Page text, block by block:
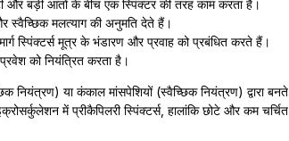
और बड़ी आंतों के बीच एक स्पिंक्टर की तरह काम करता है।
स्वैच्छिक मलत्याग की अनुमति देते हैं।
स्पिंक्टर्स मूत्र के भंडारण और प्रवाह को प्रबंधित करते हैं।
को नियंत्रित करता है।
नियंत्रण) या कंकाल मांसपेशियों (स्वैच्छिक नियंत्रण) द्वारा
में प्रीकैपिलरी स्पिंक्टर्स, हालांकि छोटे और कम